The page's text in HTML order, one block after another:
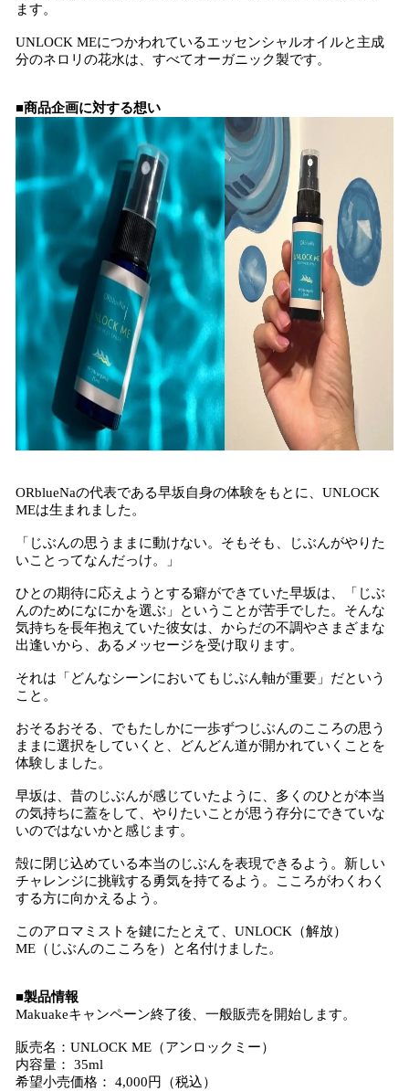
ます。
UNLOCK MEにつかわれているエッセンシャルオイルと主成
分のネロリの花水は、すべてオーガニック製です。
■商品企画に対する想い
ORblueNaの代表である早坂自身の体験をもとに、UNLOCK
MEは生まれました。
「じぶんの思うままに動けない。そもそも、じぶんがやりた
いことってなんだっけ。」
ひとの期待に応えようとする癖ができていた早坂は、「じぶ
んのためになにかを選ぶ」ということが苦手でした。そんな
気持ちを長年抱えていた彼女は、からだの不調やさまざまな
出逢いから、あるメッセージを受け取ります。
それは「どんなシーンにおいてもじぶん軸が重要」だという
こと。
おそるおそる、でもたしかに一歩ずつじぶんのこころの思う
ままに選択をしていくと、どんどん道が開かれていくことを
体験しました。
早坂は、昔のじぶんが感じていたように、多くのひとが本当
の気持ちに蓋をして、やりたいことが思う存分にできていな
いのではないかと感じます。
殻に閉じ込めている本当のじぶんを表現できるよう。新しい
チャレンジに挑戦する勇気を持てるよう。こころがわくわく
する方に向かえるよう。
このアロマミストを鍵にたとえて、UNLOCK（解放）
ME（じぶんのこころを）と名付けました。
​■製品情報
Makuakeキャンペーン終了後、一般販売を開始します。
販売名：UNLOCK ME（アンロックミー）
内容量： 35ml
希望小売価格： 4,000円（税込）